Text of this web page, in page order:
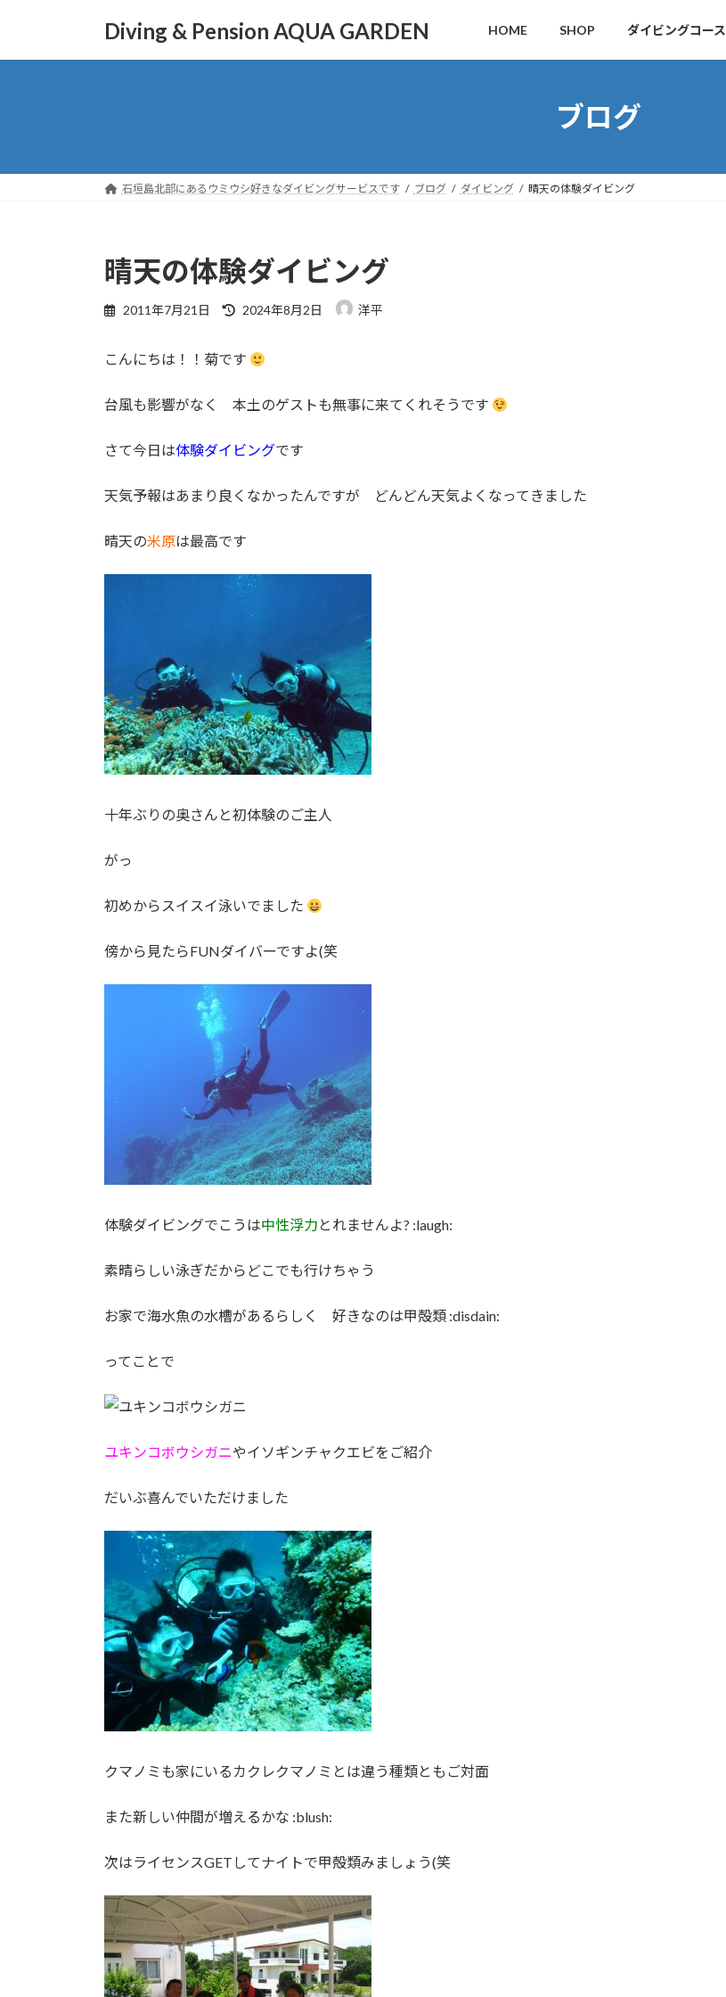
Diving & Pension AQUA GARDEN HOME SHOP ダイビングコース
ブログ
石垣島北部にあるウミウシ好きなダイビングサービスです ブログ ダイビング 晴天の体験ダイビング
晴天の体験ダイビング
2011年7月21日
最
新
時
:
2024年8月2日 洋平
こんにちは！！菊です
台風も影響がなく 本土のゲストも無事に来てくれそうです
さて今日は体験ダイビングです
天気予報はあまり良くなかったんですが どんどん天気よくなってきました
晴天の米原は最高です
十年ぶりの奥さんと初体験のご主人
がっ
初めからスイスイ泳いでました
傍から見たらFUNダイバーですよ(笑
体験ダイビングでこうは中性浮力 とれませんよ? :laugh:
素晴らしい泳ぎだからどこでも行けちゃう
お家で海水魚の水槽があるらしく 好きなのは甲殻類 :disdain:
ってことで
ユキンコボウシガニやイソギンチャクエビをご紹介
だいぶ喜んでいただけました
クマノミも家にいるカクレクマノミとは違う種類ともご対面
また新しい仲間が増えるかな :blush:
次はライセンスGETしてナイトで甲殻類みましょう(笑